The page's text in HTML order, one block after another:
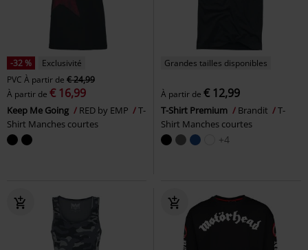
-32 %
Exclusivité
PVC À partir de € 24,99
À partir de € 16,99
Keep Me Going RED by EMP
T-
Shirt Manches courtes
Grandes tailles disponibles
À partir de € 12,99
T-Shirt Premium Brandit
T-
Shirt Manches courtes
+4